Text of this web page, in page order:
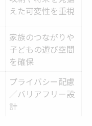
えた可変性を重視
家族のつながりや
子どもの遊び空間
を確保
プライバシー配慮
／バリアフリー設
計